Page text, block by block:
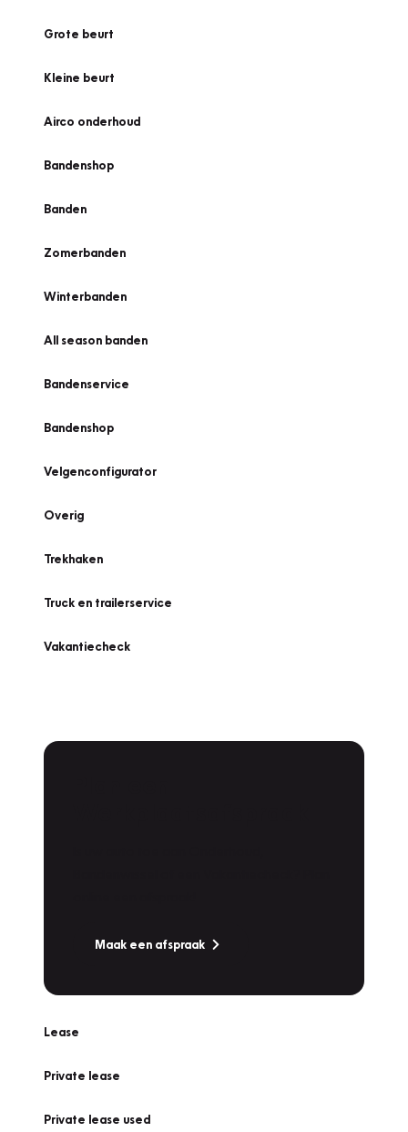
Grote beurt
Kleine beurt
Airco onderhoud
Bandenshop
Banden
Zomerbanden
Winterbanden
All season banden
Bandenservice
Bandenshop
Velgenconfigurator
Overig
Trekhaken
Truck en trailerservice
Vakantiecheck
Maak een afspraak
Lease
Private lease
Private lease used